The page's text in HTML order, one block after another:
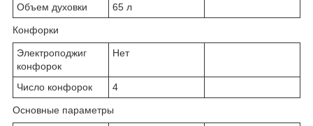
Объем духовки 65 л
Конфорки
Электроподжиг
конфорок
Нет
Число конфорок 4
Основные параметры